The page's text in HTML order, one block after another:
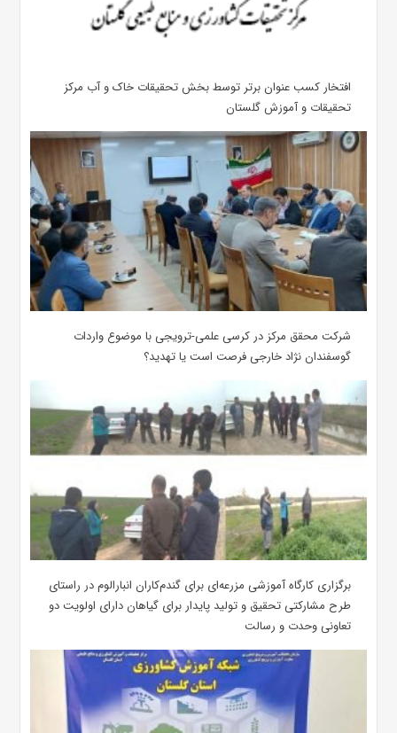
افتخار کسب عنوان برتر توسط بخش تحقیقات خاک و آب مرکز
تحقیقات و آموزش گلستان
شرکت محقق مرکز در کرسی علمی-ترویجی با موضوع واردات
گوسفندان نژاد خارجی فرصت است یا تهدید؟
برگزاری کارگاه آموزشی مزرعه‌ای برای گندم‌کاران انبارالوم در راستای
طرح مشارکتی تحقیق و تولید پایدار برای گیاهان دارای اولویت دو
تعاونی وحدت و رسالت